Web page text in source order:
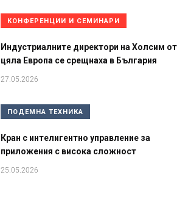
КОНФЕРЕНЦИИ И СЕМИНАРИ
Индустриалните директори на Холсим от
цяла Европа се срещнаха в България
27.05.2026
ПОДЕМНА ТЕХНИКА
Кран с интелигентно управление за
приложения с висока сложност
25.05.2026